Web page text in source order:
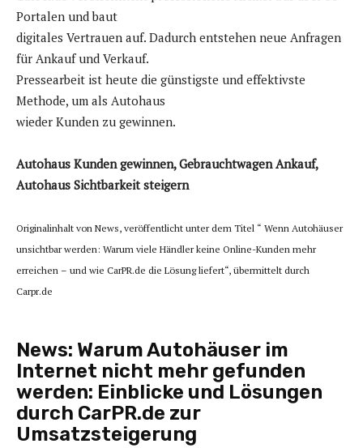
Portalen und baut
digitales Vertrauen auf. Dadurch entstehen neue Anfragen
für Ankauf und Verkauf.
Pressearbeit ist heute die günstigste und effektivste
Methode, um als Autohaus
wieder Kunden zu gewinnen.
Autohaus Kunden gewinnen, Gebrauchtwagen Ankauf,
Autohaus Sichtbarkeit steigern
Originalinhalt von News, veröffentlicht unter dem Titel “ Wenn Autohäuser
unsichtbar werden: Warum viele Händler keine Online-Kunden mehr
erreichen – und wie CarPR.de die Lösung liefert“, übermittelt durch
Carpr.de
News: Warum Autohäuser im
Internet nicht mehr gefunden
werden: Einblicke und Lösungen
durch CarPR.de zur
Umsatzsteigerung